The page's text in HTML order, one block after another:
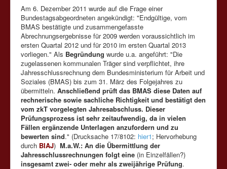
Am 6. Dezember 2011 wurde auf die Frage einer
Bundestagsabgeordneten angekündigt: "Endgültige, vom
BMAS bestätigte und zusammengefasste
Abrechnungsergebnisse für 2009 werden voraussichtlich im
ersten Quartal 2012 und für 2010 im ersten Quartal 2013
vorliegen." Als Begründung wurde u.a. angeführt: "Die
zugelassenen kommunalen Träger sind verpflichtet, ihre
Jahresschlussrechnung dem Bundesministerium für Arbeit und
Soziales (BMAS) bis zum 31. März des Folgejahres zu
übermitteln. Anschließend prüft das BMAS diese Daten auf
rechnerische sowie sachliche Richtigkeit und bestätigt den
vom zkT vorgelegten Jahresabschluss. Dieser
Prüfungsprozess ist sehr zeitaufwendig, da in vielen
Fällen ergänzende Unterlagen anzufordern und zu
bewerten sind." (Drucksache 17/8102: hier1; Hervorhebung
durch BIAJ) M.a.W.: An die Übermittlung der
Jahresschlussrechnungen folgt eine (in Einzelfällen?)
insgesamt zwei- oder mehr als zweijährige Prüfung.